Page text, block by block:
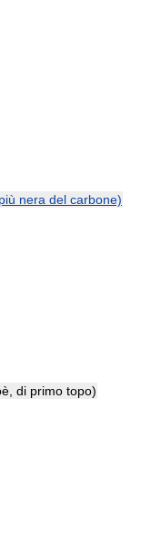
nera del carbone)
di primo topo)